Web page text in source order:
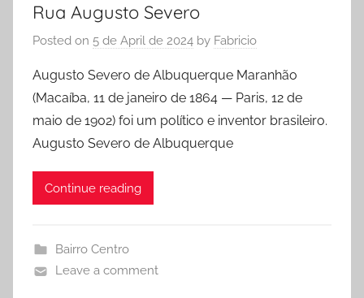
Rua Augusto Severo
Posted on 5 de April de 2024 by Fabricio
Augusto Severo de Albuquerque Maranhão
(Macaíba, 11 de janeiro de 1864 — Paris, 12 de
maio de 1902) foi um político e inventor brasileiro.
Augusto Severo de Albuquerque
Continue reading
Bairro Centro
Leave a comment